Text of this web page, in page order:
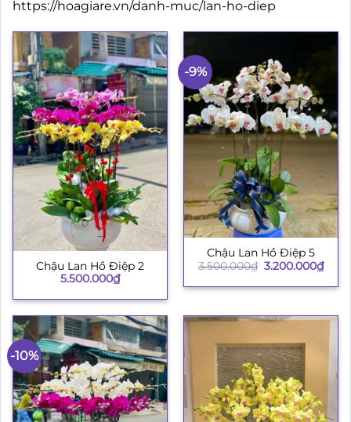
https://hoagiare.vn/danh-muc/lan-ho-diep
Chậu Lan Hồ Điệp 2
5.500.000₫
-9%
Chậu Lan Hồ Điệp 5
3.500.000₫ Giá
là:
3.200.000₫Giá
hiện
tại
-10%